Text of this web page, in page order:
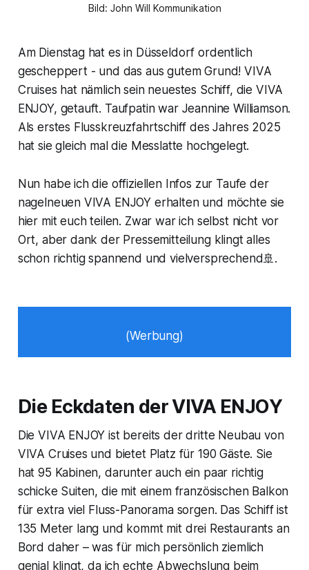
Bild: John Will Kommunikation
Am Dienstag hat es in Düsseldorf ordentlich
gescheppert - und das aus gutem Grund! VIVA
Cruises hat nämlich sein neuestes Schiff, die VIVA
ENJOY, getauft. Taufpatin war Jeannine Williamson.
Als erstes Flusskreuzfahrtschiff des Jahres 2025
hat sie gleich mal die Messlatte hochgelegt.
Nun habe ich die offiziellen Infos zur Taufe der
nagelneuen VIVA ENJOY erhalten und möchte sie
hier mit euch teilen. Zwar war ich selbst nicht vor
Ort, aber dank der Pressemitteilung klingt alles
schon richtig spannend und vielversprechend🚢.
(Werbung)
Die Eckdaten der VIVA ENJOY
Die VIVA ENJOY ist bereits der dritte Neubau von
VIVA Cruises und bietet Platz für 190 Gäste. Sie
hat 95 Kabinen, darunter auch ein paar richtig
schicke Suiten, die mit einem französischen Balkon
für extra viel Fluss-Panorama sorgen. Das Schiff ist
135 Meter lang und kommt mit drei Restaurants an
Bord daher – was für mich persönlich ziemlich
genial klingt, da ich echte Abwechslung beim